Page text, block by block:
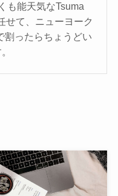
も能天気なTsuma
せて、ニューヨーク
割ったらちょうどい